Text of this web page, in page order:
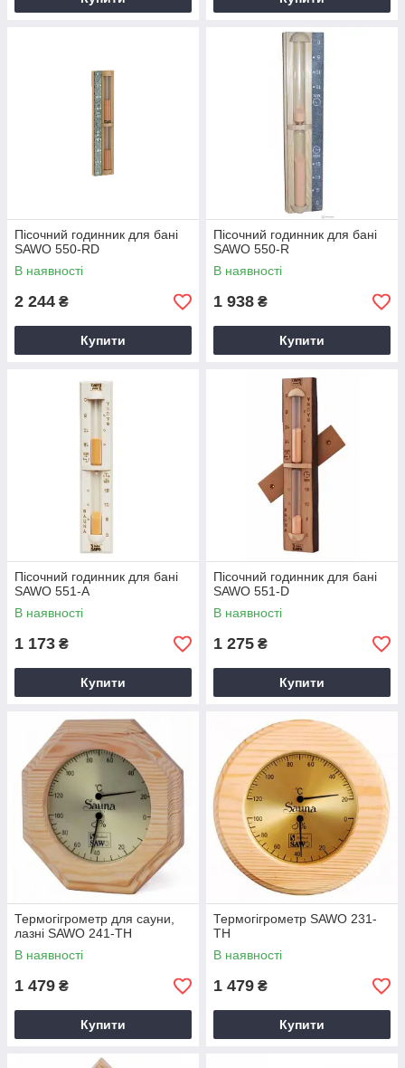
Пісочний годинник для бані
SAWO 550-RD
В наявності
2 244 ₴
Купити
Пісочний годинник для бані
SAWO 550-R
В наявності
1 938 ₴
Купити
Пісочний годинник для бані
SAWO 551-A
В наявності
1 173 ₴
Купити
Пісочний годинник для бані
SAWO 551-D
В наявності
1 275 ₴
Купити
Термогігрометр для сауни,
лазні SAWO 241-TH
В наявності
1 479 ₴
Купити
Термогігрометр SAWO 231-
TH
В наявності
1 479 ₴
Купити